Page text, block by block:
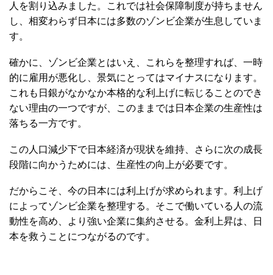
人を割り込みました。これでは社会保障制度が持ちません
し、相変わらず日本には多数のゾンビ企業が生息していま
す。
確かに、ゾンビ企業とはいえ、これらを整理すれば、一時
的に雇用が悪化し、景気にとってはマイナスになります。
これも日銀がなかなか本格的な利上げに転じることのでき
ない理由の一つですが、このままでは日本企業の生産性は
落ちる一方です。
この人口減少下で日本経済が現状を維持、さらに次の成長
段階に向かうためには、生産性の向上が必要です。
だからこそ、今の日本には利上げが求められます。利上げ
によってゾンビ企業を整理する。そこで働いている人の流
動性を高め、より強い企業に集約させる。金利上昇は、日
本を救うことにつながるのです。